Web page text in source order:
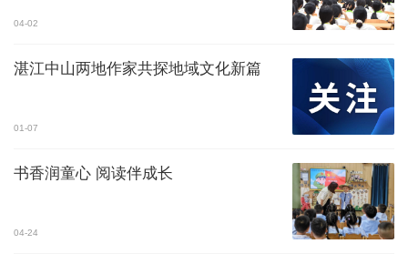
04-02
湛江中山两地作家共探地域文化新篇
01-07
书香润童心 阅读伴成长
04-24